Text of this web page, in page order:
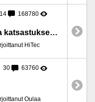
168780
Sammutinta ei enää tarkasteta katsastuksessa!
HiTec
30 63760
Oulaa